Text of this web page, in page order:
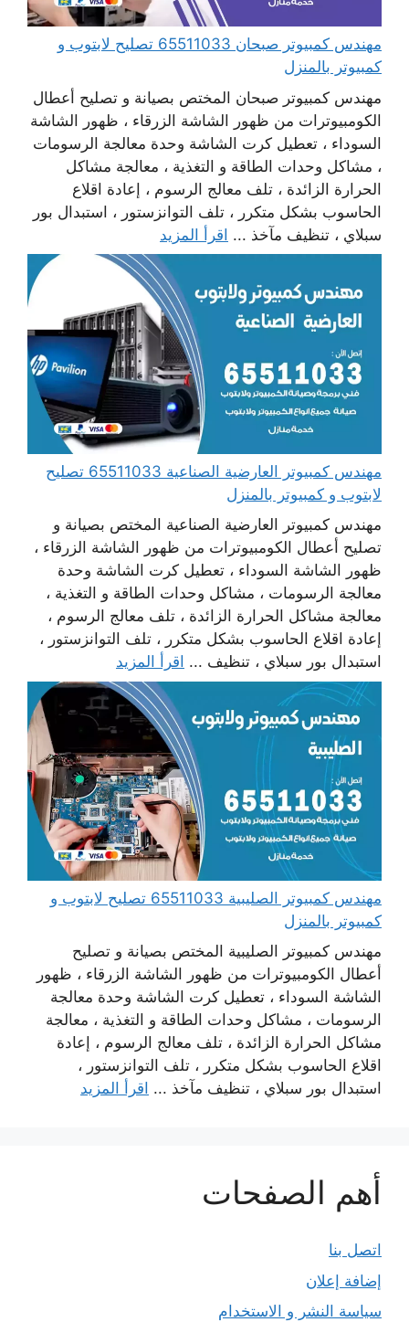
مهندس كمبيوتر صبحان 65511033 تصليح لابتوب و
كمبيوتر بالمنزل
مهندس كمبيوتر صبحان المختص بصيانة و تصليح أعطال
الكومبيوترات من ظهور الشاشة الزرقاء ، ظهور الشاشة
السوداء ، تعطيل كرت الشاشة وحدة معالجة الرسومات
، مشاكل وحدات الطاقة و التغذية ، معالجة مشاكل
الحرارة الزائدة ، تلف معالج الرسوم ، إعادة اقلاع
الحاسوب بشكل متكرر ، تلف التوانزستور ، استبدال بور
سبلاي ، تنظيف مآخذ ... اقرأ المزيد
مهندس كمبيوتر العارضية الصناعية 65511033 تصليح
لابتوب و كمبيوتر بالمنزل
مهندس كمبيوتر العارضية الصناعية المختص بصيانة و
تصليح أعطال الكومبيوترات من ظهور الشاشة الزرقاء ،
ظهور الشاشة السوداء ، تعطيل كرت الشاشة وحدة
معالجة الرسومات ، مشاكل وحدات الطاقة و التغذية ،
معالجة مشاكل الحرارة الزائدة ، تلف معالج الرسوم ،
إعادة اقلاع الحاسوب بشكل متكرر ، تلف التوانزستور ،
استبدال بور سبلاي ، تنظيف ... اقرأ المزيد
مهندس كمبيوتر الصليبية 65511033 تصليح لابتوب و
كمبيوتر بالمنزل
مهندس كمبيوتر الصليبية المختص بصيانة و تصليح
أعطال الكومبيوترات من ظهور الشاشة الزرقاء ، ظهور
الشاشة السوداء ، تعطيل كرت الشاشة وحدة معالجة
الرسومات ، مشاكل وحدات الطاقة و التغذية ، معالجة
مشاكل الحرارة الزائدة ، تلف معالج الرسوم ، إعادة
اقلاع الحاسوب بشكل متكرر ، تلف التوانزستور ،
استبدال بور سبلاي ، تنظيف مآخذ ... اقرأ المزيد
أهم الصفحات
اتصل بنا
إضافة إعلان
سياسة النشر و الاستخدام